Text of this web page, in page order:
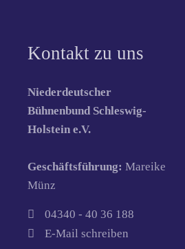
Kontakt zu uns
Niederdeutscher
Bühnenbund Schleswig-
Holstein e.V.
Geschäftsführung:Mareike
Münz
04340 - 40 36 188
E-Mail schreiben